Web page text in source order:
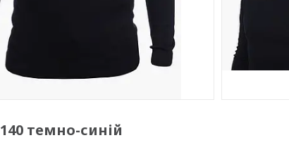
темно-синій